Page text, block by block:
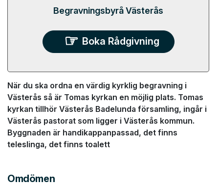
Begravningsbyrå Västerås
Boka Rådgivning
När du ska ordna en värdig kyrklig begravning i
Västerås så är Tomas kyrkan en möjlig plats. Tomas
kyrkan tillhör Västerås Badelunda församling, ingår i
Västerås pastorat som ligger i Västerås kommun.
Byggnaden är handikappanpassad, det finns
teleslinga, det finns toalett
Omdömen